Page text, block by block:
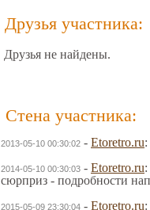
Друзья участника:
Друзья не найдены.
Стена участника:
2013-05-10 00:30:02 - Etoretro.ru
2014-05-10 00:30:03 - Etoretro.ru
сюрприз - подробности
2015-05-09 23:30:04 - Etoretro.ru